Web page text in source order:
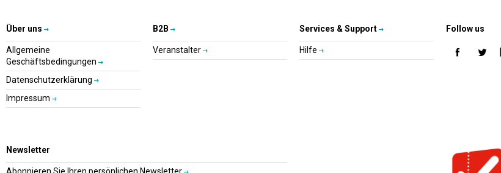
Über uns
Allgemeine
Geschäftsbedingungen
Datenschutzerklärung
Impressum
B2B
Veranstalter
Services & Support
Hilfe
Follow us
Newsletter